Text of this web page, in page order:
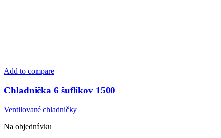
Add to compare
Chladnička 6 šuflíkov 1500
Ventilované chladničky
Na objednávku